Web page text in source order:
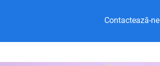
Contactează-ne